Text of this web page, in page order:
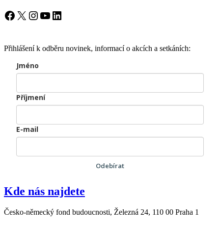
Facebook
X Instagram YouTube LinkedIn
Přihlášení k odběru novinek, informací o akcích a setkáních:
Jméno
Příjmení
E-mail
Odebírat
Kde nás najdete
Česko-německý fond budoucnosti, Železná 24, 110 00 Praha 1